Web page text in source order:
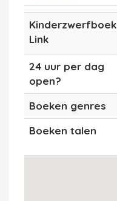
Kinderzwerfboek
Link
24 uur per dag
open?
Boeken genres
Boeken talen